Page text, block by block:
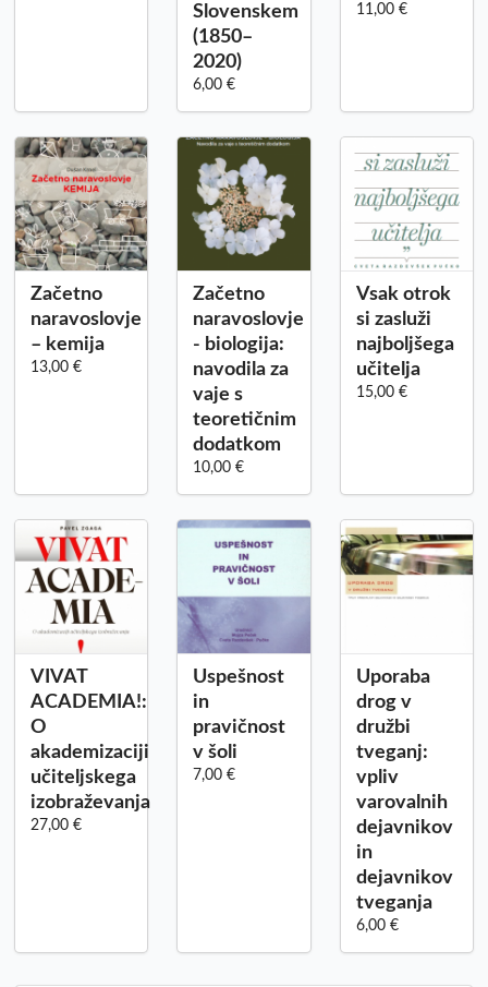
Slovenskem
(1850–
2020)
6,00 €
11,00 €
Začetno
naravoslovje
– kemija
13,00 €
Začetno
naravoslovje
- biologija:
navodila za
vaje s
teoretičnim
dodatkom
10,00 €
Vsak otrok
si zasluži
najboljšega
učitelja
15,00 €
VIVAT
ACADEMIA!:
O
akademizaciji
učiteljskega
izobraževanja
27,00 €
Uspešnost
in
pravičnost
v šoli
7,00 €
Uporaba
drog v
družbi
tveganj:
vpliv
varovalnih
dejavnikov
in
dejavnikov
tveganja
6,00 €